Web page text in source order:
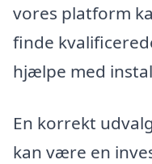
vores platform
finde
hjælpe med
En korrekt
kan være en